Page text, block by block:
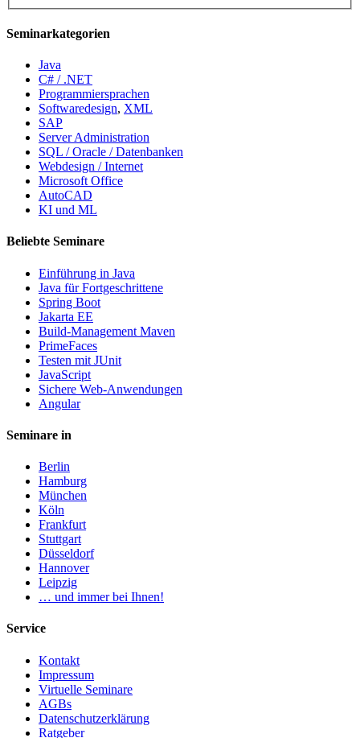
Seminarkategorien
Java
C# / .NET
Programmiersprachen
Softwaredesign, XML
SAP
Server Administration
SQL / Oracle / Datenbanken
Webdesign / Internet
Microsoft Office
AutoCAD
KI und ML
Beliebte Seminare
Einführung in Java
Java für Fortgeschrittene
Spring Boot
Jakarta EE
Build-Management Maven
PrimeFaces
Testen mit JUnit
JavaScript
Sichere Web-Anwendungen
Angular
Seminare in
Berlin
Hamburg
München
Köln
Frankfurt
Stuttgart
Düsseldorf
Hannover
Leipzig
… und immer bei Ihnen!
Service
Kontakt
Impressum
Virtuelle Seminare
AGBs
Datenschutzerklärung
Ratgeber